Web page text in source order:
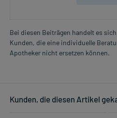
Bei diesen Beiträgen handelt es
Kunden, die eine individuelle
Apotheker nicht ersetzen können.
Kunden, die diesen Artikel